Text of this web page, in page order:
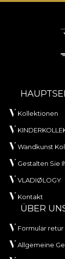
Kollektionen
Wandkunst
Gestalten Sie
VLADIØLOGY
Kontakt
ÜBER
Formular retur
Allgemeine